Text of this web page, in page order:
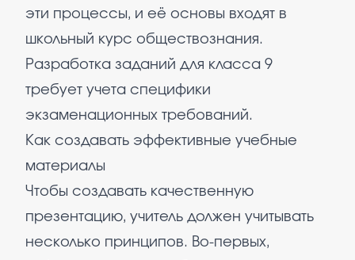
эти процессы, и её основы входят в
школьный курс обществознания.
Разработка заданий для класса 9
требует учета специфики
экзаменационных требований.
Как создавать эффективные учебные
материалы
Чтобы создавать качественную
презентацию, учитель должен учитывать
несколько принципов. Во-первых,